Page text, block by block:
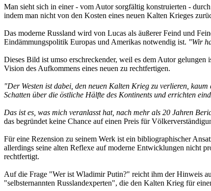
Man sieht sich in einer - vom Autor sorgfältig konstruierten -
indem man nicht von den Kosten eines neuen Kalten Krieges
Das moderne Russland wird von Lucas als äußerer Feind und
Eindämmungspolitik Europas und Amerikas notwendig ist. "Wir
Dieses Bild ist umso erschreckender, weil es dem Autor gelungen
Vision des Aufkommens eines neuen zu rechtfertigen.
"Der Westen ist dabei, den neuen Kalten Krieg zu verlieren,
Schatten über die östliche Hälfte des Kontinents und errichten
Das ist es, was mich veranlasst hat, nach mehr als 20 Jahren
das begründet keine Chance auf einen Preis für
Für eine Rezension zu seinem Werk ist ein bibliographischer
allerdings seine alten Reflexe auf moderne Entwicklungen nicht
rechtfertigt.
Auf die Frage "Wer ist Wladimir Putin?" reicht ihm der Hinweis
"selbsternannten Russlandexperten", die den Kalten Krieg für